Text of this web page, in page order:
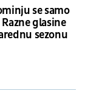
se samo
glasine
sezonu